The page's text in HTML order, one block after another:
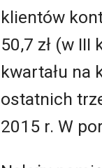
klientów
50,7 zł (w III
kwartału na
ostatnich
2015 r. W